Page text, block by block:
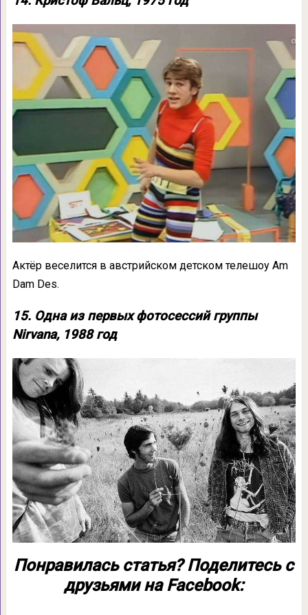
Актёр веселится в австрийском детском телешоу Am
Dam Des.
15. Одна из первых фотосессий группы
Nirvana, 1988 год
Понравилась статья? Поделитесь с
друзьями на Facebook: